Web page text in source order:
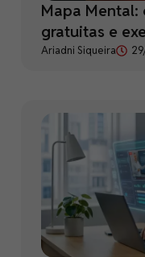
Mapa Mental:
gratuitas e
Ariadni Siqueira